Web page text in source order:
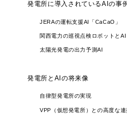
発電所に導入されているAIの事例
JERAの運転支援AI「CaCaO」
関西電力の巡視点検ロボットとAI
太陽光発電の出力予測AI
発電所とAIの将来像
自律型発電所の実現
VPP（仮想発電所）との高度な連